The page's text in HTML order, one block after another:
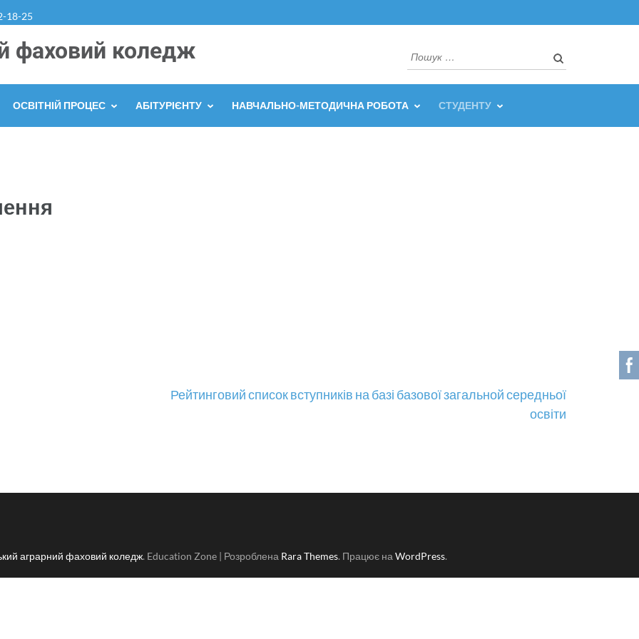
18-25
фаховий коледж Пошук:
ОСВІТНІЙ ПРОЦЕС АБІТУРІЄНТУ НАВЧАЛЬНО-МЕТОДИЧНА РОБОТА СТУДЕНТУ
Рейтинговий список вступників на базі базової загальной середньої
освіти
аграрний фаховий коледж. Education Zone | Розроблена Rara Themes. Працює на WordPress.